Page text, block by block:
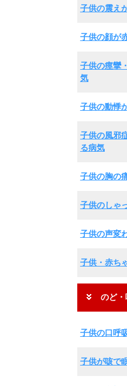
子供の震え
子供の顔が
子供の痙攣
気
子供の動悸
子供の風邪
る病気
子供の胸の
子供のしゃ
子供の声変
子供・赤ち
のど・
子供の口呼
子供が咳で